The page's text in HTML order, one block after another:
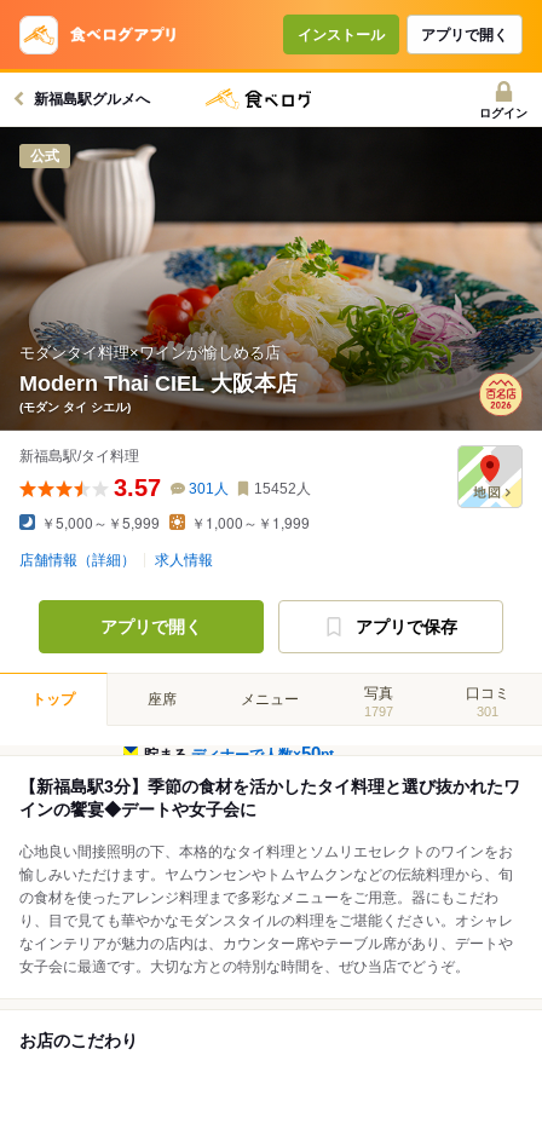
インストール アプリで開く
新福島駅グルメへ
ログイン
公式
モダンタイ料理×ワインが愉しめる店
Modern Thai CIEL 大阪本店
(モダン タイ シエル)
新福島駅/タイ料理
3.57 301 人 15452 人
￥5,000～￥5,999 ￥1,000～￥1,999
店舗情報（詳細） 求人情報
アプリで開く アプリで保存
トップ 座席 メニュー 写真
1797
口コミ
301
貯まるディナーで人数×50pt
【新福島駅3分】季節の食材を活かしたタイ料理と選び抜かれたワ
インの饗宴◆デートや女子会に
心地良い間接照明の下、本格的なタイ料理とソムリエセレクトのワインをお
愉しみいただけます。ヤムウンセンやトムヤムクンなどの伝統料理から、旬
の食材を使ったアレンジ料理まで多彩なメニューをご用意。器にもこだわ
り、目で見ても華やかなモダンスタイルの料理をご堪能ください。オシャレ
なインテリアが魅力の店内は、カウンター席やテーブル席があり、デートや
女子会に最適です。大切な方との特別な時間を、ぜひ当店でどうぞ。
お店のこだわり